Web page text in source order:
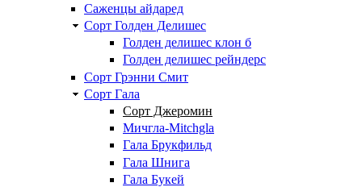
Саженцы айдаред
Сорт Голден Делишес
Голден делишес клон б
Голден делишес рейндерс
Сорт Грэнни Смит
Сорт Гала
Сорт Джеромин
Мичгла-Mitchgla
Гала Брукфильд
Гала Шнига
Гала Букей